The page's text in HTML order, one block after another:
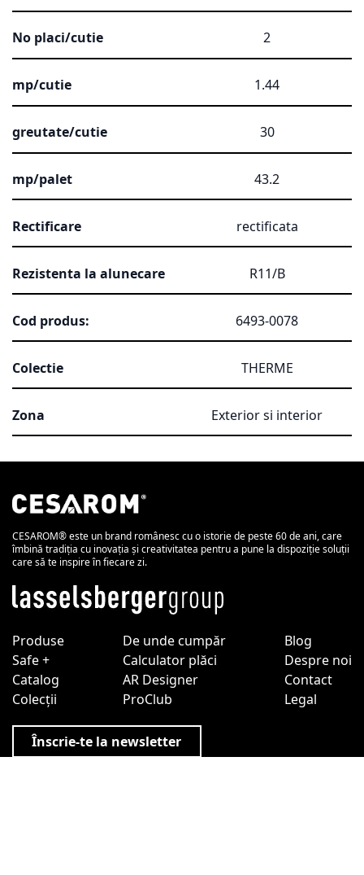
No placi/cutie 2
mp/cutie 1.44
greutate/cutie 30
mp/palet 43.2
Rectificare rectificata
Rezistenta la alunecare R11/B
Cod produs: 6493-0078
Colectie THERME
Zona Exterior si interior
CESAROM® este un brand românesc cu o istorie de peste 60 de ani, care
îmbină tradiția cu inovația și creativitatea pentru a pune la dispoziție soluții
care să te inspire în fiecare zi.
Produse
Safe +
Catalog
Colecții
De unde cumpăr
Calculator plăci
AR Designer
ProClub
Blog
Despre noi
Contact
Legal
Înscrie-te la newsletter